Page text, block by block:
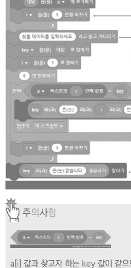
주의사항
a[i] 값과 찾고자 하는 key 값이 같으